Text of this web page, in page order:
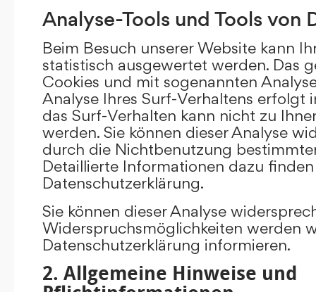
Analyse-Tools und Tools von
Beim Besuch unserer Website kann
statistisch ausgewertet werden. Das
Cookies und mit sogenannten
Analyse Ihres Surf-Verhaltens erfolgt
das Surf-Verhalten kann nicht zu
werden. Sie können dieser Analyse
durch die Nichtbenutzung
Detaillierte Informationen dazu
Datenschutzerklärung.
Sie können dieser Analyse
Widerspruchsmöglichkeiten werden
Datenschutzerklärung informieren.
2. Allgemeine Hinweise und